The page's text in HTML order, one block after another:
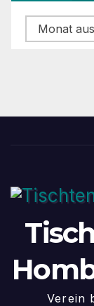
Archiv
Verein